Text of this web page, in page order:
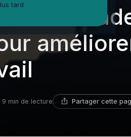
du
9 min de lecture Partager cette
tard